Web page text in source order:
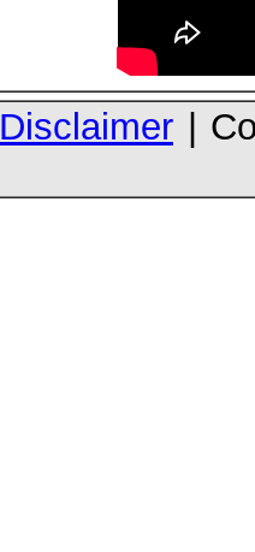
Disclaimer|